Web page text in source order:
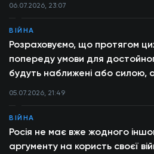
Президента
06.07.2026, 23:07
ВІЙНА
Розраховуємо, що протягом
попереду умови для
будуть наближені або силою,
05.07.2026, 21:49
ВІЙНА
Росія не має вже жодного
аргументу на користь своєї